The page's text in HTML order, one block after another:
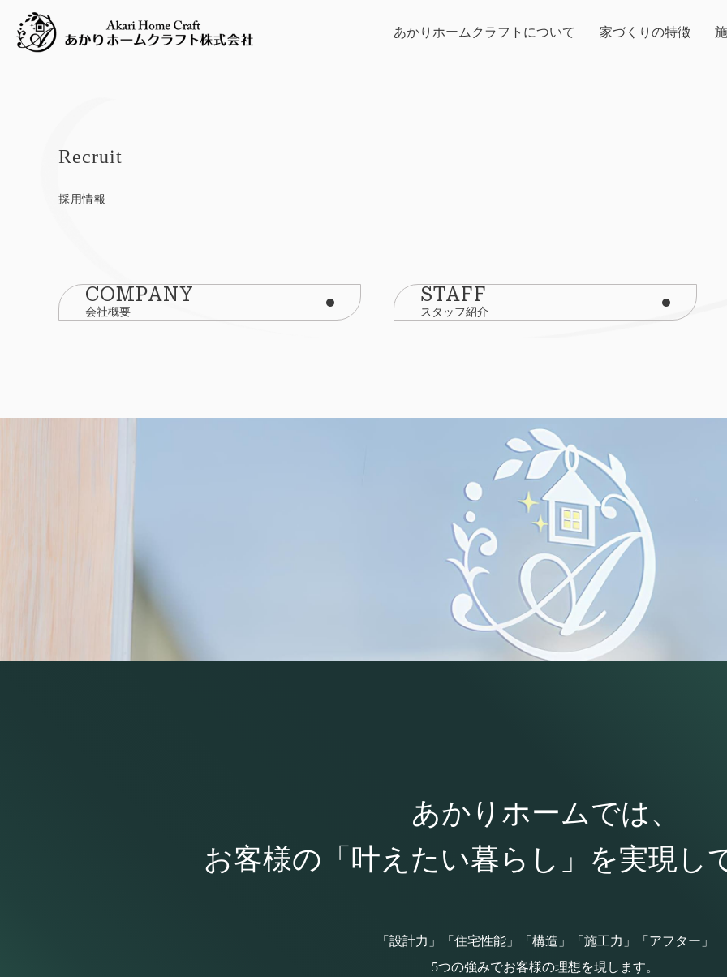
あかりホームクラフトについて 家づくりの特徴
Recruit
採用情報
COMPANY
会社概要
STAFF
スタッフ紹介
あかりホームでは、
お客様の「叶えたい暮らし」 を実現し
「設計力」「住宅性能」「構造」「施工力」「アフター」
5つの強みでお客様の理想を現します。